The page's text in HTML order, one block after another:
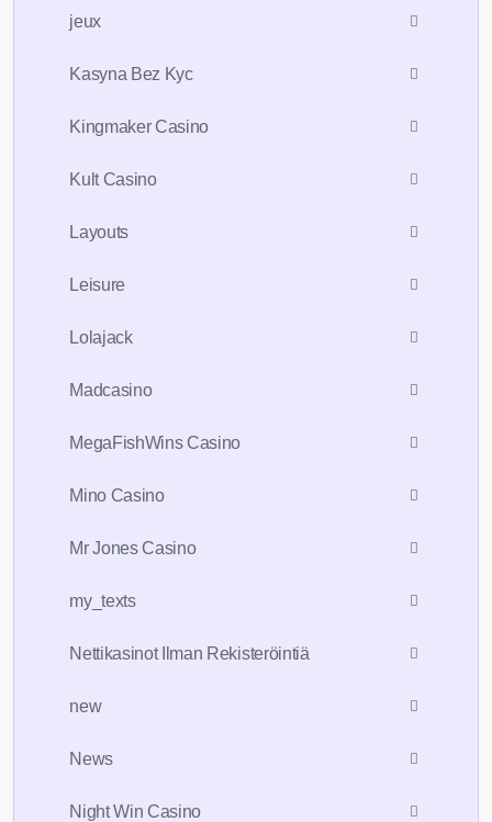
jeux
Kasyna Bez Kyc
Kingmaker Casino
Kult Casino
Layouts
Leisure
Lolajack
Madcasino
MegaFishWins Casino
Mino Casino
Mr Jones Casino
my_texts
Nettikasinot Ilman Rekisteröintiä
new
News
Night Win Casino